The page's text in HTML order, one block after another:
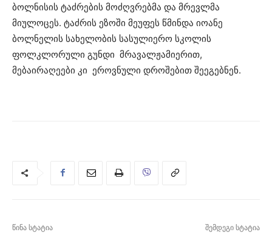
ბოლნისის ტაძრების მოძღვრებმა და მრევლმა
მიულოცეს. ტაძრის ეზოში მეუფეს წმინდა იოანე
ბოლნელის სახელობის სასულიერო სკოლის
ფოლკლორული გუნდი მრავალჟამიერით,
მებაირაღეები კი ეროვნული დროშებით შეეგებნენ.
წინა სტატია შემდეგი სტატია